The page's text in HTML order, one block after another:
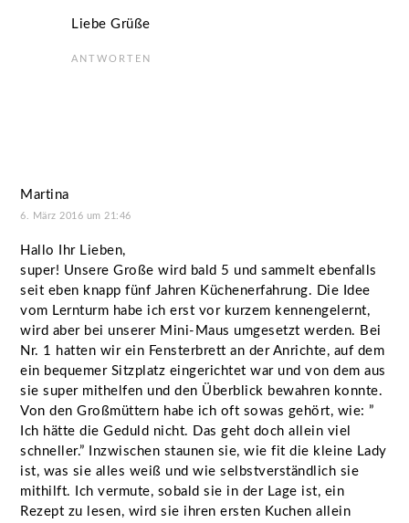
Liebe Grüße
ANTWORTEN
Martina
6. März 2016 um 21:46
Hallo Ihr Lieben,
super! Unsere Große wird bald 5 und sammelt ebenfalls
seit eben knapp fünf Jahren Küchenerfahrung. Die Idee
vom Lernturm habe ich erst vor kurzem kennengelernt,
wird aber bei unserer Mini-Maus umgesetzt werden. Bei
Nr. 1 hatten wir ein Fensterbrett an der Anrichte, auf dem
ein bequemer Sitzplatz eingerichtet war und von dem aus
sie super mithelfen und den Überblick bewahren konnte.
Von den Großmüttern habe ich oft sowas gehört, wie: ”
Ich hätte die Geduld nicht. Das geht doch allein viel
schneller.” Inzwischen staunen sie, wie fit die kleine Lady
ist, was sie alles weiß und wie selbstverständlich sie
mithilft. Ich vermute, sobald sie in der Lage ist, ein
Rezept zu lesen, wird sie ihren ersten Kuchen allein